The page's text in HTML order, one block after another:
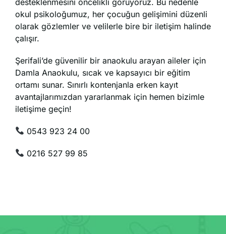
okul psikoloğumuz, her çocuğun gelişimini düzenli
olarak gözlemler ve velilerle bire bir iletişim halinde
çalışır.
Şerifali’de güvenilir bir anaokulu arayan aileler için
Damla Anaokulu, sıcak ve kapsayıcı bir eğitim
ortamı sunar. Sınırlı kontenjanla erken kayıt
avantajlarımızdan yararlanmak için hemen bizimle
iletişime geçin!
0543 923 24 00
0216 527 99 85